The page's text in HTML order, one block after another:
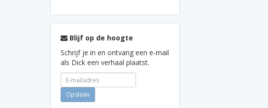
Blijf op de hoogte
Schrijf je in en ontvang een e-mail
als Dick een verhaal plaatst.